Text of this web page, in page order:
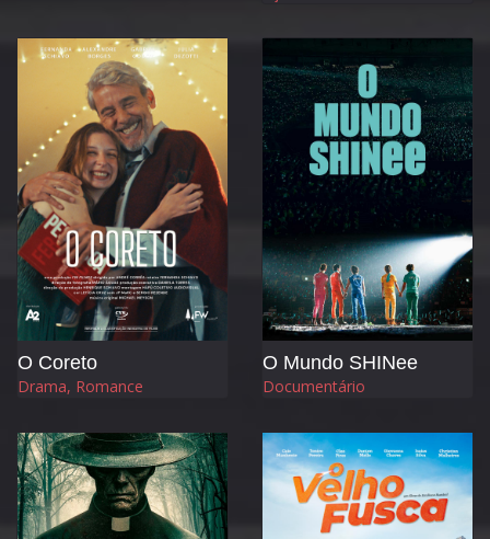
O Coreto
Drama, Romance
O Mundo SHINee
Documentário